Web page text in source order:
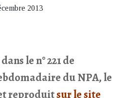
2013
le n° 221 de
du NPA, le
reproduitsur le site